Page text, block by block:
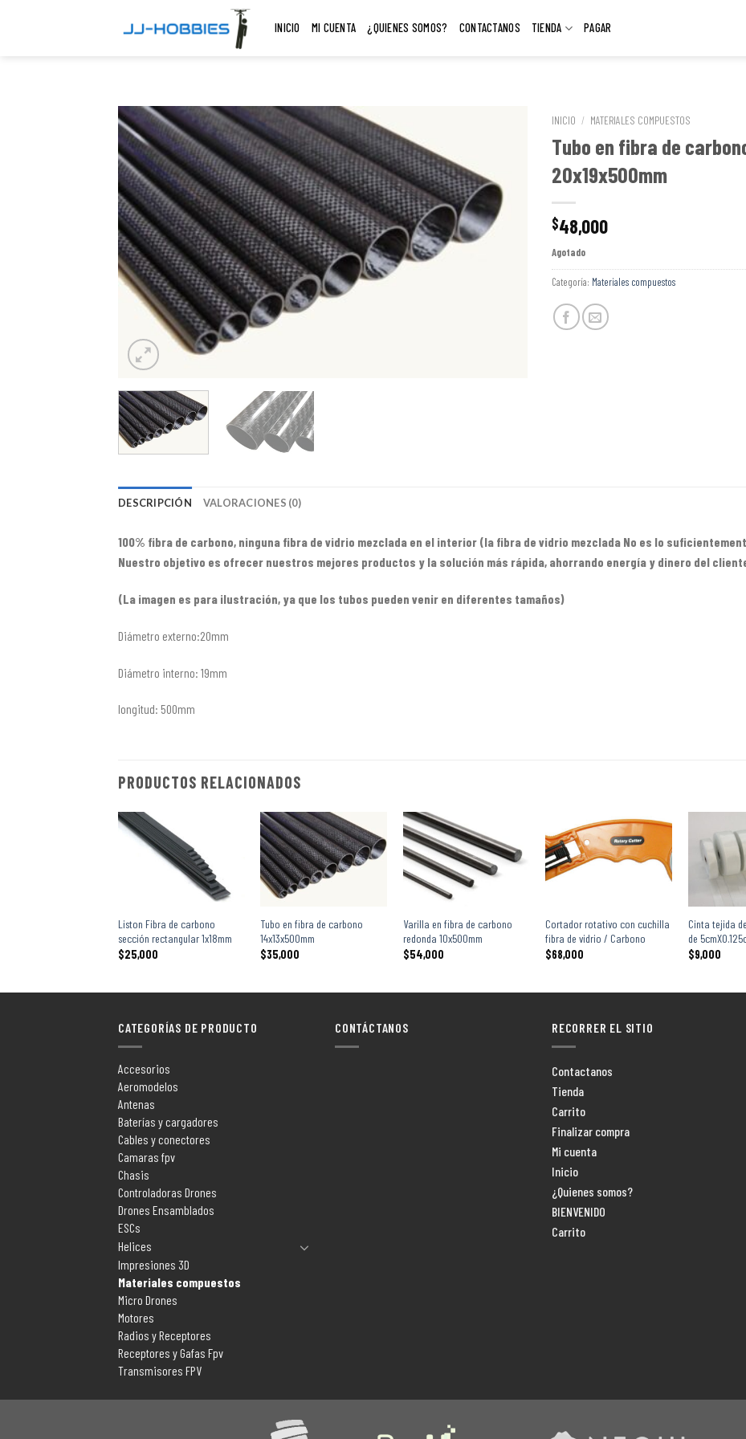
INICIO MI CUENTA ¿QUIENES SOMOS? CONTACTANOS TIENDA PAGAR
INICIO / MATERIALES COMPUESTOS
Tubo en fibra de
20x19x500mm
$48,000
Agotado
Categoría: Materiales compuestos
DESCRIPCIÓN VALORACIONES (0)
100% fibra de carbono, ninguna fibra de vidrio mezclada en el interior (la fibra de vidrio mezclada No es lo
Nuestro objetivo es ofrecer nuestros mejores productos y la solución más rápida, ahorrando energía y dinero del
(La imagen es para ilustración, ya que los tubos pueden venir en diferentes tamaños)
Diámetro externo:20mm
Diámetro interno: 19mm
longitud: 500mm
PRODUCTOS RELACIONADOS
Liston Fibra de carbono
sección rectangular 1x18mm
$25,000
+
Tubo en fibra de carbono
14x13x500mm
$35,000
+
Varilla en fibra de carbono
redonda 10x500mm
$54,000
Cortador rotativo con cuchilla
fibra de vidrio / Carbono
$68,000
Cinta tejida
de
$9,000
CATEGORÍAS DE PRODUCTO
Accesorios
Aeromodelos
Antenas
Baterías y cargadores
Cables y conectores
Camaras fpv
Chasis
Controladoras Drones
Drones Ensamblados
ESCs
Helices
Impresiones 3D
Materiales compuestos
Micro Drones
Motores
Radios y Receptores
Receptores y Gafas Fpv
Transmisores FPV
CONTÁCTANOS RECORRER EL SITIO
Contactanos
Tienda
Carrito
Finalizar compra
Mi cuenta
Inicio
¿Quienes somos?
BIENVENIDO
Carrito